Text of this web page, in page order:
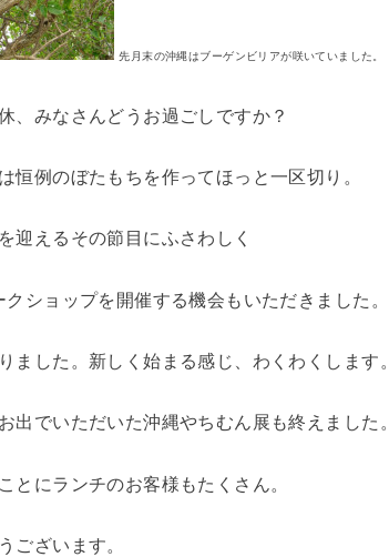
先月末の沖縄はブーゲンビリアが咲いていました。
、みなさんどうお過ごしですか？
恒例のぼたもちを作ってほっと一区切り。
迎えるその節目にふさわしく
クショップを開催する機会もいただきました。
ました。新しく始まる感じ、わくわくします。
出でいただいた沖縄やちむん展も終えました。
とにランチのお客様もたくさん。
ございます。